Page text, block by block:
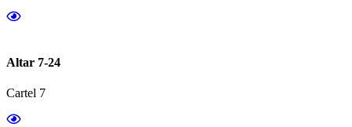
Altar 7-24
Cartel 7